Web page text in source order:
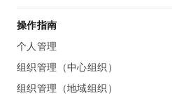
操作指南
个人管理
组织管理（中心组织）
组织管理（地域组织）
企业服务与云通信
域名与网站
终端用户计算